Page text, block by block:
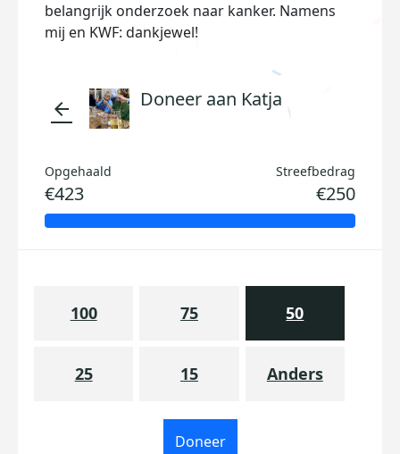
belangrijk onderzoek naar kanker. Namens
mij en KWF: dankjewel!
arrow_back Doneer aan Katja
Opgehaald
€423
Streefbedrag
€250
100 75 50
25 15 Anders
Doneer